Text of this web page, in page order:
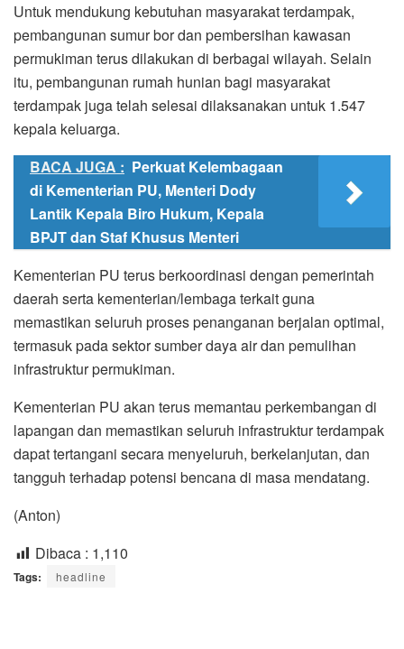
Untuk mendukung kebutuhan masyarakat terdampak,
pembangunan sumur bor dan pembersihan kawasan
permukiman terus dilakukan di berbagai wilayah. Selain
itu, pembangunan rumah hunian bagi masyarakat
terdampak juga telah selesai dilaksanakan untuk 1.547
kepala keluarga.
BACA JUGA : Perkuat Kelembagaan
di Kementerian PU, Menteri Dody
Lantik Kepala Biro Hukum, Kepala
BPJT dan Staf Khusus Menteri
Kementerian PU terus berkoordinasi dengan pemerintah
daerah serta kementerian/lembaga terkait guna
memastikan seluruh proses penanganan berjalan optimal,
termasuk pada sektor sumber daya air dan pemulihan
infrastruktur permukiman.
Kementerian PU akan terus memantau perkembangan di
lapangan dan memastikan seluruh infrastruktur terdampak
dapat tertangani secara menyeluruh, berkelanjutan, dan
tangguh terhadap potensi bencana di masa mendatang.
(Anton)
Dibaca : 1,110
Tags: headline